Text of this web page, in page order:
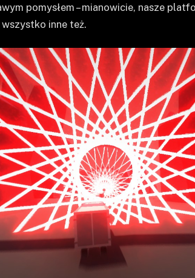
pomysłem – mianowicie, nasze
wszystko inne też.